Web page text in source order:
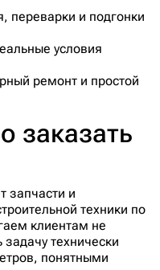
переварки и подгонки
условия
ремонт и простой
заказать
и
техники по
клиентам не
задачу технически
понятными